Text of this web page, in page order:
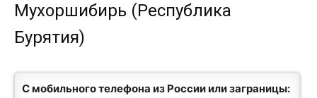
Мухоршибирь (Республика
Бурятия)
С мобильного телефона из России или заграницы: